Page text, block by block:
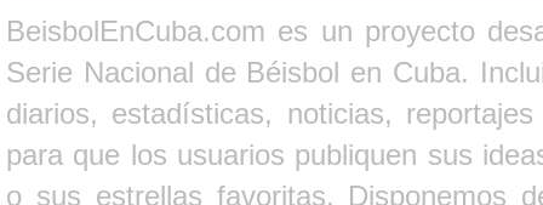
BeisbolEnCuba.com es un proyecto
Serie Nacional de Béisbol en Cuba.
diarios, estadísticas, noticias,
para que los usuarios publiquen sus
o sus estrellas favoritas. Disponemos